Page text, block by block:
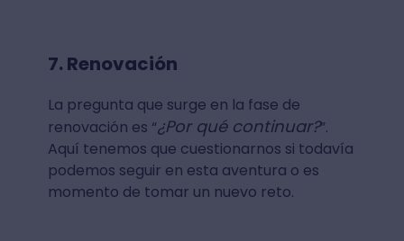
7. Renovación
La pregunta que surge en la fase de
renovación es “¿Por qué continuar?”.
Aquí tenemos que cuestionarnos si todavía
podemos seguir en esta aventura o es
momento de tomar un nuevo reto.